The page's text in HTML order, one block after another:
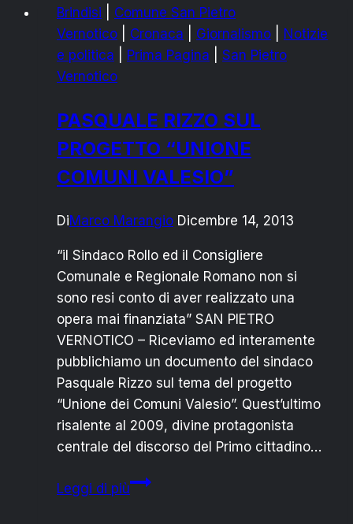
RIZZO
“DALLA
PARTE
Brindisi
Comune San Pietro
Vernotico
Cronaca Giornalismo
Notizie
e politica
Prima Pagina
San Pietro
Vernotico
PASQUALE RIZZO SUL
PROGETTO “UNIONE
COMUNI VALESIO”
DiMarco Marangio Dicembre 14, 2013
“il Sindaco Rollo ed il Consigliere
Comunale e Regionale Romano non si
sono resi conto di aver realizzato una
opera mai finanziata” SAN PIETRO
VERNOTICO – Riceviamo ed interamente
pubblichiamo un documento del sindaco
Pasquale Rizzo sul tema del progetto
“Unione dei Comuni Valesio”. Quest’ultimo
risalente al 2009, divine protagonista
centrale del discorso del Primo cittadino…
Leggi di piùPASQUALE